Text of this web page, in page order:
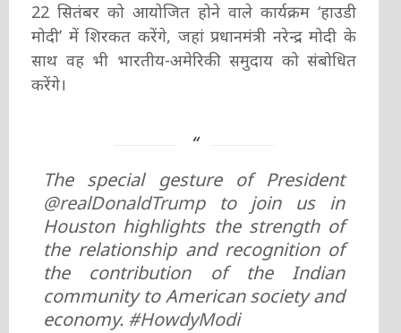
22 सितंबर को आयोजित होने वाले कार्यक्रम ‘हाउडी
मोदी’ में शिरकत करेंगे, जहां प्रधानमंत्री नरेन्द्र मोदी के
साथ वह भी भारतीय-अमेरिकी समुदाय को संबोधित
करेंगे।
The special gesture of President
@realDonaldTrumpto join us in
Houston highlights the strength of
the relationship and recognition of
the contribution of the Indian
community to American society and
economy. #HowdyModi